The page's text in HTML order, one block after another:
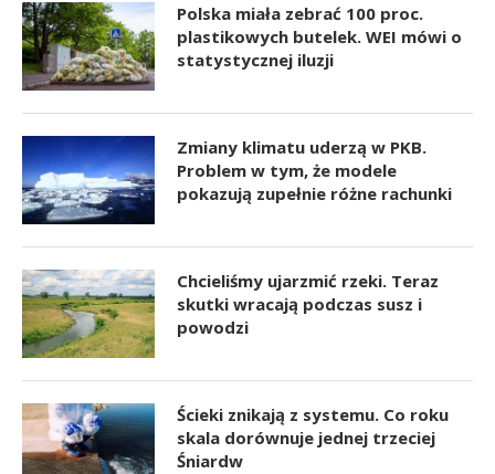
Polska miała zebrać 100 proc.
plastikowych butelek. WEI mówi o
statystycznej iluzji
Zmiany klimatu uderzą w PKB.
Problem w tym, że modele
pokazują zupełnie różne rachunki
Chcieliśmy ujarzmić rzeki. Teraz
skutki wracają podczas susz i
powodzi
Ścieki znikają z systemu. Co roku
skala dorównuje jednej trzeciej
Śniardw